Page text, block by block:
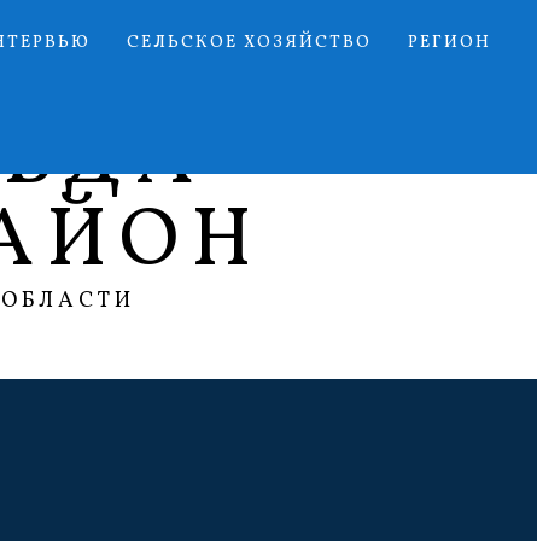
СЕЛЬСКОЕ ХОЗЯЙСТВО РЕГИОН